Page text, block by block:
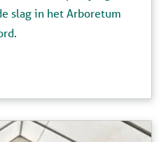
slag in het Arboretum